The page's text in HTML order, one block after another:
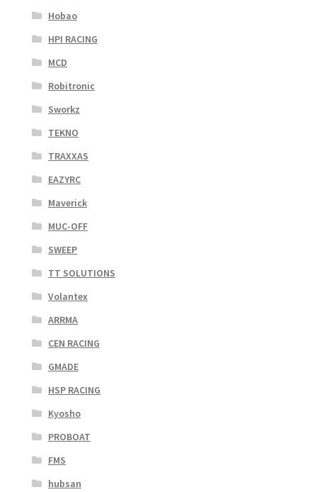
Hobao
HPI RACING
MCD
Robitronic
Sworkz
TEKNO
TRAXXAS
EAZYRC
Maverick
MUC-OFF
SWEEP
TT SOLUTIONS
Volantex
ARRMA
CEN RACING
GMADE
HSP RACING
Kyosho
PROBOAT
FMS
hubsan